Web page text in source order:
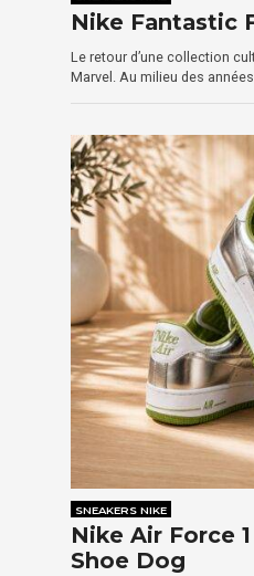
Nike Fantastic
Le retour d’une collection
Marvel. Au milieu des
SNEAKERS NIKE
Nike Air Force
Shoe Dog